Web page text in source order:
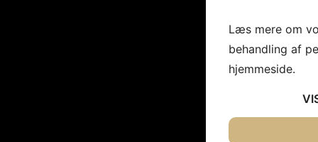
Læs mere om
behandling af
hjemmeside.